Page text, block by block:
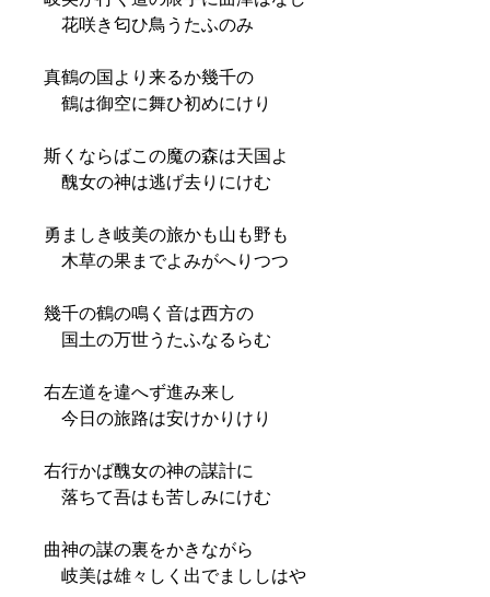
花咲き匂ひ鳥うたふのみ
真鶴の国より来るか幾千の
鶴は御空に舞ひ初めにけり
斯くならばこの魔の森は天国よ
醜女の神は逃げ去りにけむ
勇ましき岐美の旅かも山も野も
木草の果までよみがへりつつ
幾千の鶴の鳴く音は西方の
国土の万世うたふなるらむ
右左道を違へず進み来し
今日の旅路は安けかりけり
右行かば醜女の神の謀計に
落ちて吾はも苦しみにけむ
曲神の謀の裏をかきながら
岐美は雄々しく出でまししはや